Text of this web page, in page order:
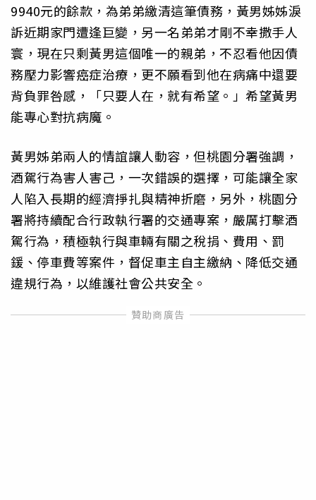
9940元的餘款，為弟弟繳清這筆債務，黃男姊姊淚
訴近期家門遭逢巨變，另一名弟弟才剛不幸撒手人
寰，現在只剩黃男這個唯一的親弟，不忍看他因債
務壓力影響癌症治療，更不願看到他在病痛中還要
背負罪咎感，「只要人在，就有希望。」希望黃男
能專心對抗病魔。
黃男姊弟兩人的情誼讓人動容，但桃園分署強調，
酒駕行為害人害己，一次錯誤的選擇，可能讓全家
人陷入長期的經濟掙扎與精神折磨，另外，桃園分
署將持續配合行政執行署的交通專案，嚴厲打擊酒
駕行為，積極執行與車輛有關之稅捐、費用、罰
鍰、停車費等案件，督促車主自主繳納、降低交通
違規行為，以維護社會公共安全。